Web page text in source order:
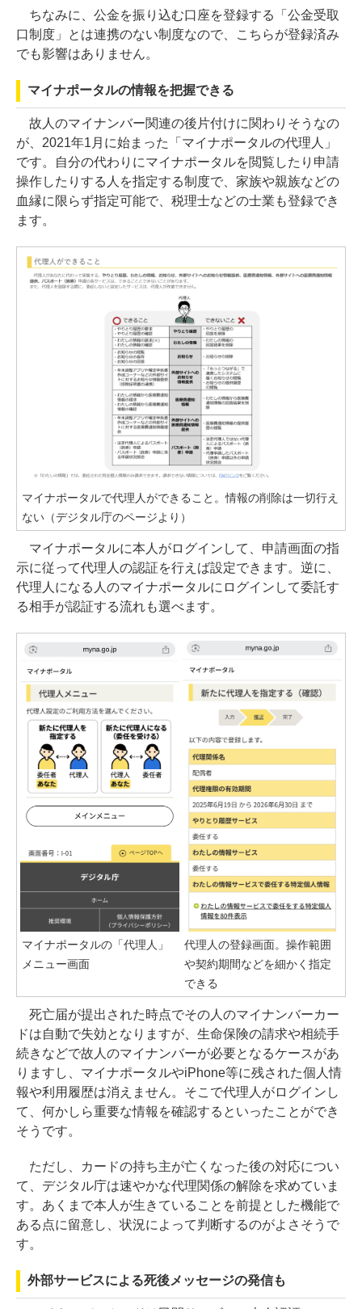
ちなみに、公金を振り込む口座を登録する「公金受取
口制度」とは連携のない制度なので、こちらが登録済み
でも影響はありません。
マイナポータルの情報を把握できる
故人のマイナンバー関連の後片付けに関わりそうなの
が、2021年1月に始まった「マイナポータルの代理人」
です。自分の代わりにマイナポータルを閲覧したり申請
操作したりする人を指定する制度で、家族や親族などの
血縁に限らず指定可能で、税理士などの士業も登録でき
ます。
マイナポータルで代理人ができること。情報の削除は一切行え
ない（デジタル庁のページより）
マイナポータルに本人がログインして、申請画面の指
示に従って代理人の認証を行えば設定できます。逆に、
代理人になる人のマイナポータルにログインして委託す
る相手が認証する流れも選べます。
マイナポータルの「代理人」
メニュー画面
代理人の登録画面。操作範囲
や契約期間などを細かく指定
できる
死亡届が提出された時点でその人のマイナンバーカー
ドは自動で失効となりますが、生命保険の請求や相続手
続きなどで故人のマイナンバーが必要となるケースがあ
りますし、マイナポータルやiPhone等に残された個人情
報や利用履歴は消えません。そこで代理人がログインし
て、何かしら重要な情報を確認するといったことができ
そうです。
ただし、カードの持ち主が亡くなった後の対応につい
て、デジタル庁は速やかな代理関係の解除を求めていま
す。あくまで本人が生きていることを前提とした機能で
ある点に留意し、状況によって判断するのがよさそうで
す。
外部サービスによる死後メッセージの発信も